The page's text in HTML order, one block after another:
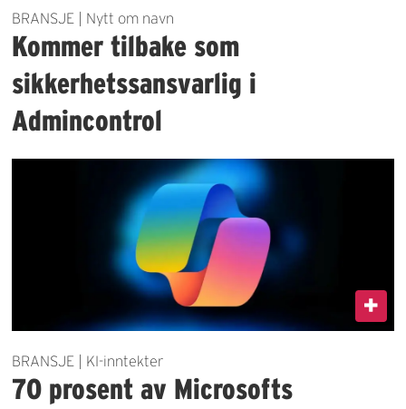
BRANSJE | Nytt om navn
Kommer tilbake som
sikkerhetssansvarlig i
Admincontrol
BRANSJE | KI-inntekter
70 prosent av Microsofts